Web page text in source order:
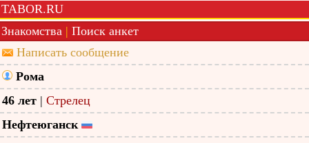
TABOR.RU
Знакомства | Поиск анкет
Написать сообщение
Рома
46 лет | Стрелец
Нефтеюганск